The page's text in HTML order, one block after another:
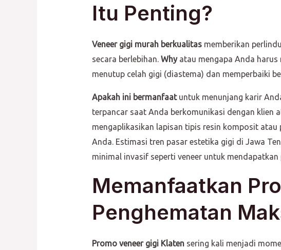
Itu Penting?
Veneer gigi murah berkualitasmemberikan
secara berlebihan. Whyatau mengapa Anda harus
menutup celah gigi (diastema) dan memperbaiki
Apakah ini bermanfaatuntuk menunjang karir
terpancar saat Anda berkomunikasi dengan klien
mengaplikasikan lapisan tipis resin komposit
Anda. Estimasi tren pasar estetika gigi di Jawa
minimal invasif seperti veneer untuk
Memanfaatkan
Penghematan
Promo veneer gigi Klatensering kali menjadi